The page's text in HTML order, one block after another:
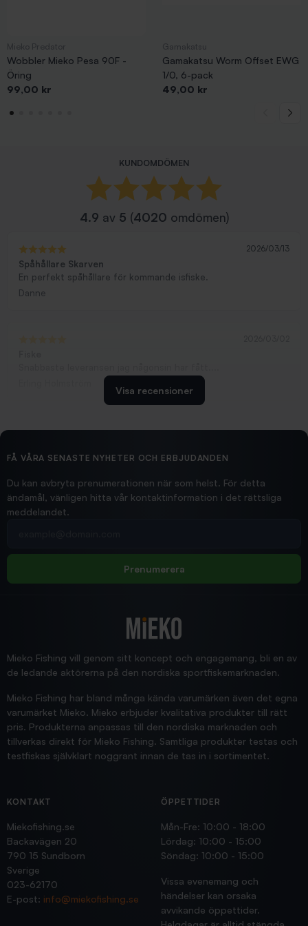
Wobbler Mieko Pesa 90F -
Öring
Pris
99,00 kr
Gamakatsu Worm Offset EWG
1/0, 6-pack
Pris
49,00 kr
KUNDOMDÖMEN
4.9 av 5 (4020 omdömen)
2026/03/13
Spåhållare Skarven
En perfekt spåhållare för kommande isfiske.
Danne
2026/02/19
Hittade exakt vad jag behövde. Snabb och bra...
Jensa
Visa recensioner
FÅ VÅRA SENASTE NYHETER OCH ERBJUDANDEN
Du kan avbryta prenumerationen när som helst. För detta
ändamål, vänligen hitta vår kontaktinformation i det rättsliga
meddelandet.
Prenumerera
Mieko Fishing vill genom sitt koncept och engagemang, bli en av
de ledande aktörerna på den nordiska sportfiskemarknaden.
Mieko Fishing har bland många kända varumärken även det egna
varumärket Mieko. Mieko erbjuder kvalitativa produkter till rätt
pris. Produkterna anpassas till den nordiska marknaden och
tillverkas direkt för Mieko Fishing. Samtliga produkter testas och
testfiskas självklart noggrant innan de tas in i sortimentet.
KONTAKT
Miekofishing.se
Backavägen 20
790 15 Sundborn
Sverige
023-62170
E-post: info@miekofishing.se
ÖPPETTIDER
Mån-Fre: 10:00 - 18:00
Lördag: 10:00 - 15:00
Söndag: 10:00 - 15:00
Vissa evenemang och
händelser kan orsaka
avvikande öppettider.